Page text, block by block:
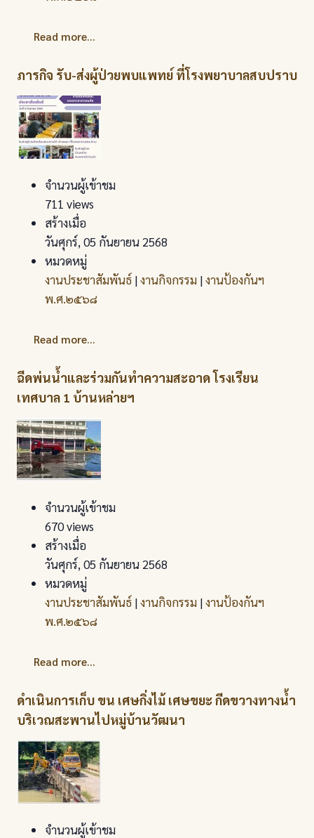
Read more...
ภารกิจ รับ-ส่งผู้ป่วยพบแพทย์ ที่โรงพยาบาลสบปราบ
จำนวนผู้เข้าชม
711 views
สร้างเมื่อ
วันศุกร์, 05 กันยายน 2568
หมวดหมู่
งานประชาสัมพันธ์ |งานกิจกรรม |งานป้องกันฯ
พ.ศ.๒๕๖๘
Read more...
ฉีดพ่นน้ำและร่วมกันทำความสะอาด โรงเรียน
เทศบาล 1 บ้านหล่ายฯ
จำนวนผู้เข้าชม
670 views
สร้างเมื่อ
วันศุกร์, 05 กันยายน 2568
หมวดหมู่
งานประชาสัมพันธ์ |งานกิจกรรม |งานป้องกันฯ
พ.ศ.๒๕๖๘
Read more...
ดำเนินการเก็บ ขน เศษกิ่งไม้ เศษขยะ กีดขวางทางน้ำ
บริเวณสะพานไปหมู่บ้านวัฒนา
จำนวนผู้เข้าชม